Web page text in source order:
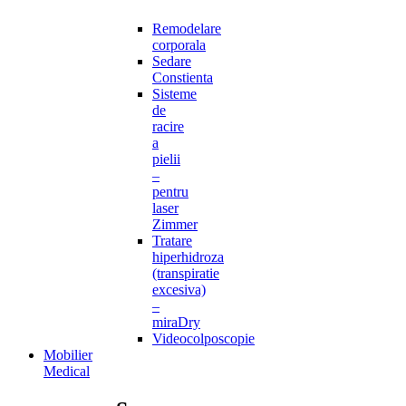
Remodelare
corporala
Sedare
Constienta
Sisteme
de
racire
a
pielii
–
pentru
laser
Zimmer
Tratare
hiperhidroza
(transpiratie
excesiva)
–
miraDry
Videocolposcopie
Mobilier
Medical